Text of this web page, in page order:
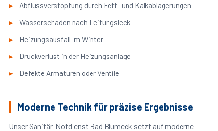
Abflussverstopfung durch Fett- und Kalkablagerungen
Wasserschaden nach Leitungsleck
Heizungsausfall im Winter
Druckverlust in der Heizungsanlage
Defekte Armaturen oder Ventile
Moderne Technik für präzise Ergebnisse
Unser Sanitär-Notdienst Bad Blumeck setzt auf moderne